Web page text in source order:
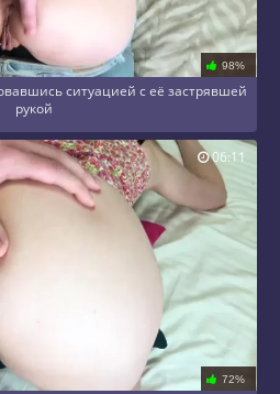
98%
ситуацией с её застрявшей
рукой
72%
06:11